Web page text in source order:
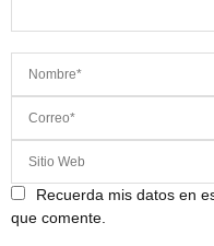
Recuerda mis datos en
que comente.